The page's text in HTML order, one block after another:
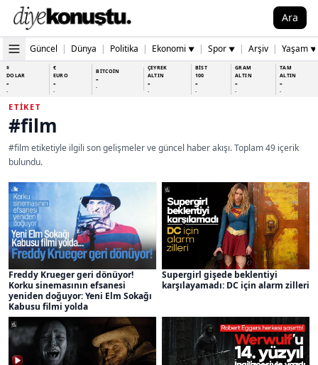
Ara
Güncel | Dünya | Politika | Ekonomi ▼ | Spor ▼ | Arşiv | Yaşam ▼
$
DOLAR
-
-
€
EURO
-
-
BİTCOİN
-
-
ÇEYREK
ALTIN
-
-
BİST
100
-
-
GRAM
ALTIN
-
-
TAM
ALTIN
-
-
ETIKET
#film
#film etiketiyle ilgili son gelişmeler ve güncel haber akışı. Toplam 49 içerik
bulundu.
Freddy Krueger geri dönüyor!
Korku sinemasının efsanesi
yeniden doğuyor: Yeni Elm Sokağı
Kabusu filmi yolda
Supergirl gişede beklentiyi
karşılayamadı: DC için alarm zilleri